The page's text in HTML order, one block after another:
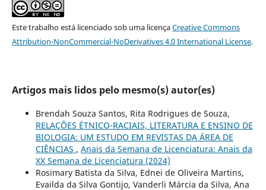
Este trabalho está licenciado sob uma licençaCreative Commons
Attribution-NonCommercial-NoDerivatives 4.0 International License.
Artigos mais lidos pelo mesmo(s) autor(es)
Brendah Souza Santos, Rita Rodrigues de Souza,
RELAÇÕES ÉTNICO-RACIAIS, LITERATURA E ENSINO DE
BIOLOGIA: UM ESTUDO EM REVISTAS DA ÁREA DE
CIÊNCIAS , Anais da Semana de Licenciatura: Anais da
XX Semana de Licenciatura (2024)
Rosimary Batista da Silva, Ednei de Oliveira Martins,
Evailda da Silva Gontijo, Vanderli Márcia da Silva, Ana